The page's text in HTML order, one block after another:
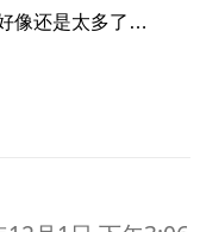
像还是太多了…